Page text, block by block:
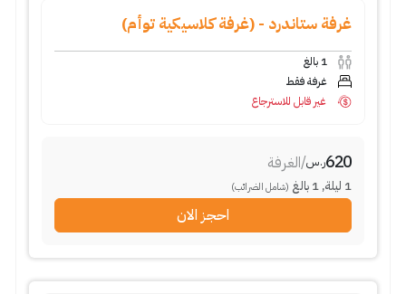
غرفة ستاندرد - (غرفة كلاسيكية توأم)
1 بالغ
غرفة فقط
غير قابل للاسترجاع
620ر.س/الغرفة
1 ليلة,
1 بالغ (شامل الضرائب)
احجز الان